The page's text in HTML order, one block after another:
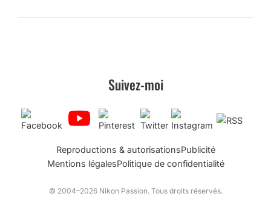
Suivez-moi
Reproductions & autorisationsPublicité
Mentions légalesPolitique de confidentialité
© 2004–2026 Nikon Passion. Tous droits réservés.